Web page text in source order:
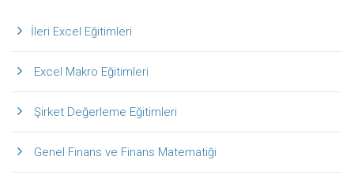
İleri Excel Eğitimleri
Excel Makro Eğitimleri
Şirket Değerleme Eğitimleri
Genel Finans ve Finans Matematiği